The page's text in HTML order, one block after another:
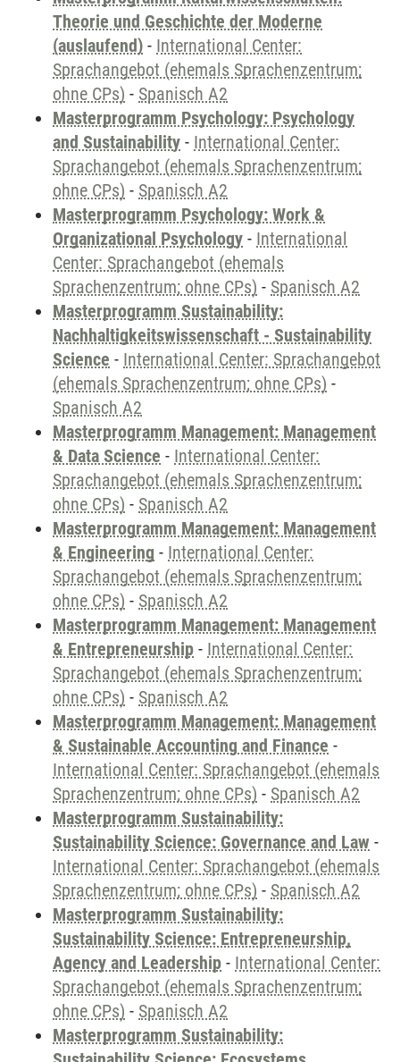
Theorie und Geschichte der Moderne
(auslaufend) - International Center:
Sprachangebot (ehemals Sprachenzentrum;
ohne CPs) - Spanisch A2
Masterprogramm Psychology: Psychology
and Sustainability - International Center:
Sprachangebot (ehemals Sprachenzentrum;
ohne CPs) - Spanisch A2
Masterprogramm Psychology: Work &
Organizational Psychology - International
Center: Sprachangebot (ehemals
Sprachenzentrum; ohne CPs) - Spanisch A2
Masterprogramm Sustainability:
Nachhaltigkeitswissenschaft - Sustainability
Science - International Center: Sprachangebot
(ehemals Sprachenzentrum; ohne CPs) -
Spanisch A2
Masterprogramm Management: Management
& Data Science - International Center:
Sprachangebot (ehemals Sprachenzentrum;
ohne CPs) - Spanisch A2
Masterprogramm Management: Management
& Engineering - International Center:
Sprachangebot (ehemals Sprachenzentrum;
ohne CPs) - Spanisch A2
Masterprogramm Management: Management
& Entrepreneurship - International Center:
Sprachangebot (ehemals Sprachenzentrum;
ohne CPs) - Spanisch A2
Masterprogramm Management: Management
& Sustainable Accounting and Finance -
International Center: Sprachangebot (ehemals
Sprachenzentrum; ohne CPs) - Spanisch A2
Masterprogramm Sustainability:
Sustainability Science: Governance and Law -
International Center: Sprachangebot (ehemals
Sprachenzentrum; ohne CPs) - Spanisch A2
Masterprogramm Sustainability:
Sustainability Science: Entrepreneurship,
Agency and Leadership - International Center:
Sprachangebot (ehemals Sprachenzentrum;
ohne CPs) - Spanisch A2
Masterprogramm Sustainability: